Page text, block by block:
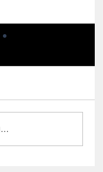
マラソン応
…